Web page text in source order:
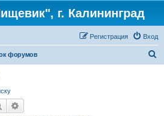
г. Калининград
Вход
Регистрация
форумов
Поиск